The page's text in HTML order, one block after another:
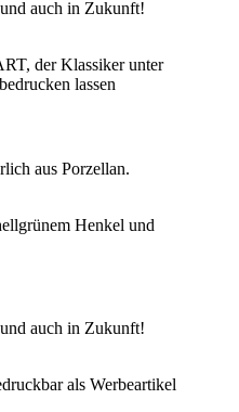
auch in Zukunft!
aus Porzellan.
auch in Zukunft!